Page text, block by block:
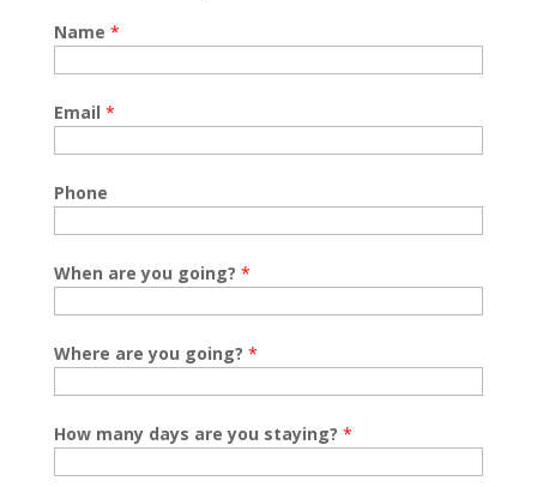
Name *
Email *
Phone
When are you going? *
Where are you going? *
How many days are you staying? *